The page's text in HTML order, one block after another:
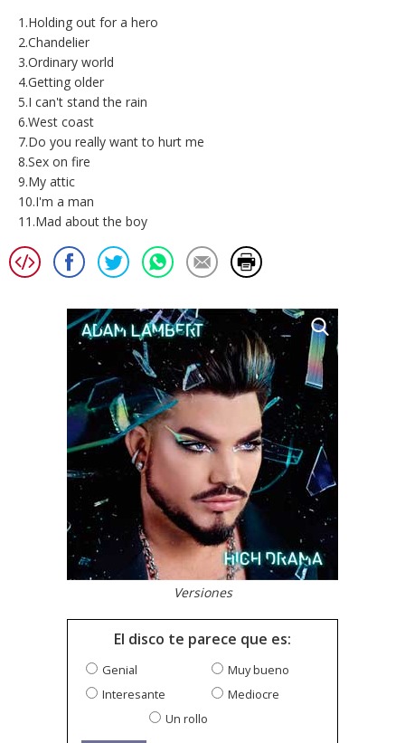
1.Holding out for a hero
2.Chandelier
3.Ordinary world
4.Getting older
5.I can't stand the rain
6.West coast
7.Do you really want to hurt me
8.Sex on fire
9.My attic
10.I'm a man
11.Mad about the boy
Versiones
El disco te parece que es:
Genial
Muy bueno
Interesante
Mediocre
Un rollo